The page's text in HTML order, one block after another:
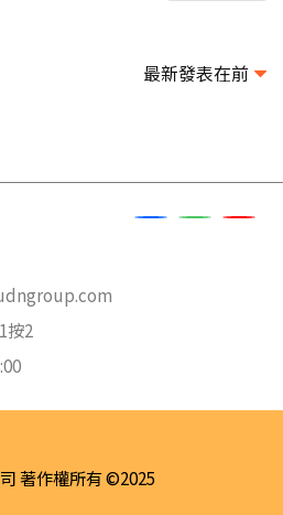
最新發表在前
按2
著作權所有 ©2025